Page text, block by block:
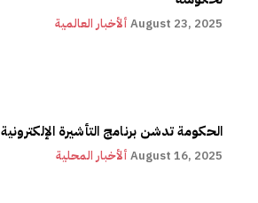
ألأخبار العالمية August 23, 2025
الحكومة تدشن برنامج التأشيرة الإلكترونية
ألأخبار المحلية August 16, 2025